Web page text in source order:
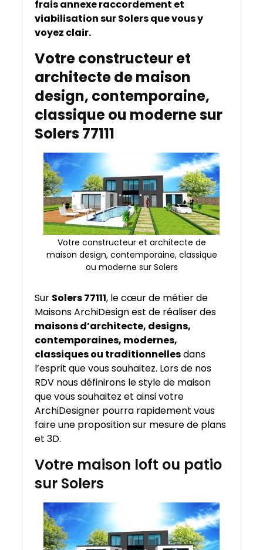
frais annexe raccordement et
viabilisation sur Solers que vous y
voyez clair.
Votre constructeur et
architecte de maison
design, contemporaine,
classique ou moderne sur
Solers 77111
Votre constructeur et architecte de
maison design, contemporaine, classique
ou moderne sur Solers
Sur Solers 77111, le cœur de métier de
Maisons ArchiDesign est de réaliser des
maisons d’architecte, designs,
contemporaines, modernes,
classiques ou traditionnellesdans
l’esprit que vous souhaitez. Lors de nos
RDV nous définirons le style de maison
que vous souhaitez et ainsi votre
ArchiDesigner pourra rapidement vous
faire une proposition sur mesure de plans
et 3D.
Votre maison loft ou patio
sur Solers